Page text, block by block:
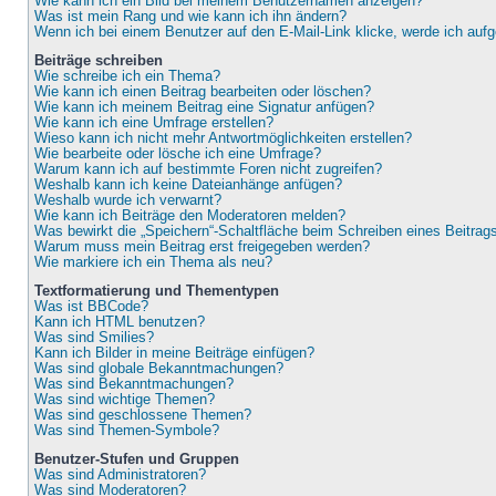
Was ist mein Rang und wie kann ich ihn ändern?
Wenn ich bei einem Benutzer auf den E-Mail-Link klicke, werde ich
Beiträge schreiben
Wie schreibe ich ein Thema?
Wie kann ich einen Beitrag bearbeiten oder löschen?
Wie kann ich meinem Beitrag eine Signatur anfügen?
Wie kann ich eine Umfrage erstellen?
Wieso kann ich nicht mehr Antwortmöglichkeiten erstellen?
Wie bearbeite oder lösche ich eine Umfrage?
Warum kann ich auf bestimmte Foren nicht zugreifen?
Weshalb kann ich keine Dateianhänge anfügen?
Weshalb wurde ich verwarnt?
Wie kann ich Beiträge den Moderatoren melden?
Was bewirkt die „Speichern“-Schaltfläche beim Schreiben eines
Warum muss mein Beitrag erst freigegeben werden?
Wie markiere ich ein Thema als neu?
Textformatierung und Thementypen
Was ist BBCode?
Kann ich HTML benutzen?
Was sind Smilies?
Kann ich Bilder in meine Beiträge einfügen?
Was sind globale Bekanntmachungen?
Was sind Bekanntmachungen?
Was sind wichtige Themen?
Was sind geschlossene Themen?
Was sind Themen-Symbole?
Benutzer-Stufen und Gruppen
Was sind Administratoren?
Was sind Moderatoren?